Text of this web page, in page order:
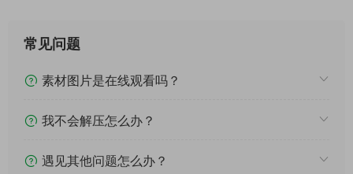
常见问题
素材图片是在线观看吗？
我不会解压怎么办？
遇见其他问题怎么办？